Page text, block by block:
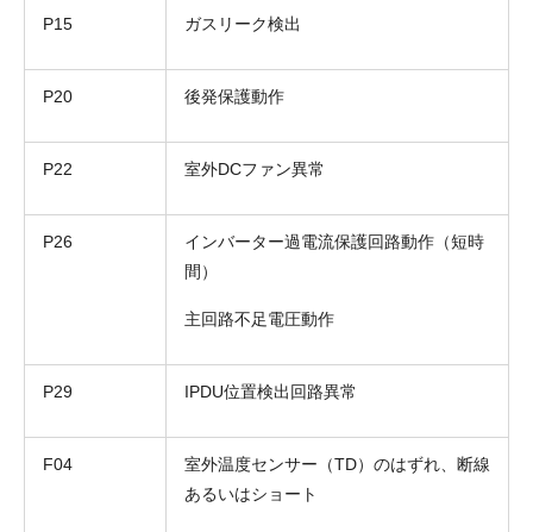
P15 ガスリーク検出
P20 後発保護動作
P22 室外DCファン異常
P26
インバーター過電流保護回路動作（短時
間）
主回路不足電圧動作
P29 IPDU位置検出回路異常
F04
室外温度センサー（TD）のはずれ、断線
あるいはショート
お問合せ内容
(ご選択ください)
工事お見積り依頼